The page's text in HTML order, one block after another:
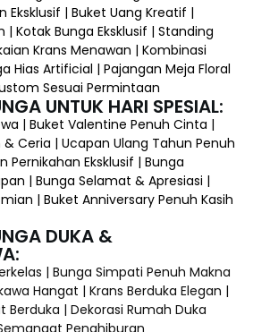
Eksklusif | Buket Uang Kreatif |
| Kotak Bunga Eksklusif | Standing
Krans Menawan | Kombinasi
Hias Artificial | Pajangan Meja Floral
Sesuai Permintaan
UNTUK HARI SPESIAL:
| Buket Valentine Penuh Cinta |
Ceria | Ucapan Ulang Tahun Penuh
Pernikahan Eksklusif | Bunga
| Bunga Selamat & Apresiasi |
| Buket Anniversary Penuh Kasih
DUKA &
| Bunga Simpati Penuh Makna
Hangat | Krans Berduka Elegan |
Berduka | Dekorasi Rumah Duka
Penghiburan